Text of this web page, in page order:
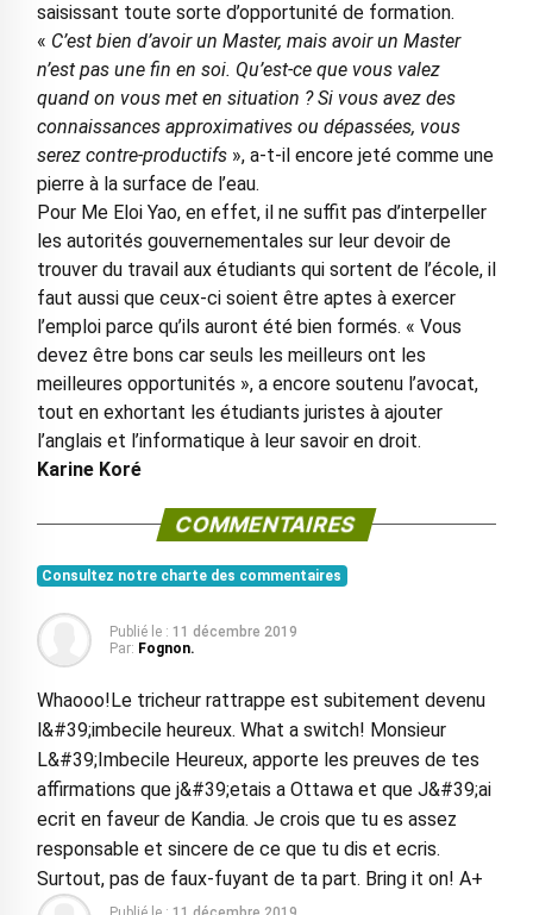
saisissant toute sorte d’opportunité de formation.
« C’est bien d’avoir un Master, mais avoir un Master
n’est pas une fin en soi. Qu’est-ce que vous valez
quand on vous met en situation ? Si vous avez des
connaissances approximatives ou dépassées, vous
serez contre-productifs», a-t-il encore jeté comme une
pierre à la surface de l’eau.
Pour Me Eloi Yao, en effet, il ne suffit pas d’interpeller
les autorités gouvernementales sur leur devoir de
trouver du travail aux étudiants qui sortent de l’école, il
faut aussi que ceux-ci soient être aptes à exercer
l’emploi parce qu’ils auront été bien formés. « Vous
devez être bons car seuls les meilleurs ont les
meilleures opportunités », a encore soutenu l’avocat,
tout en exhortant les étudiants juristes à ajouter
l’anglais et l’informatique à leur savoir en droit.
Karine Koré
COMMENTAIRES
Consultez notre charte des commentaires
Publié le : 11 décembre 2019
Par: Fognon.
Whaooo!Le tricheur rattrappe est subitement devenu
l&#39;imbecile heureux. What a switch! Monsieur
L&#39;Imbecile Heureux, apporte les preuves de tes
affirmations que j&#39;etais a Ottawa et que J&#39;ai
ecrit en faveur de Kandia. Je crois que tu es assez
responsable et sincere de ce que tu dis et ecris.
Surtout, pas de faux-fuyant de ta part. Bring it on! A+